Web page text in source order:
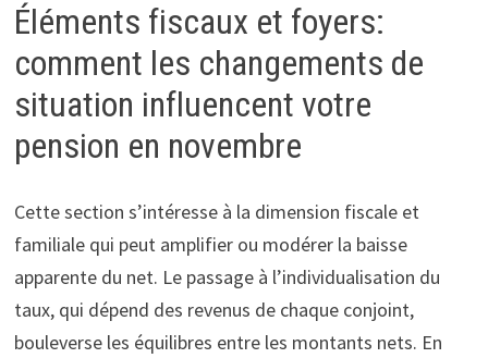
Éléments fiscaux et foyers:
comment les changements de
situation influencent votre
pension en novembre
Cette section s’intéresse à la dimension fiscale et
familiale qui peut amplifier ou modérer la baisse
apparente du net. Le passage à l’individualisation du
taux, qui dépend des revenus de chaque conjoint,
bouleverse les équilibres entre les montants nets. En